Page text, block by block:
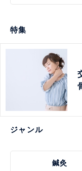
特集
ジャンル
鍼灸